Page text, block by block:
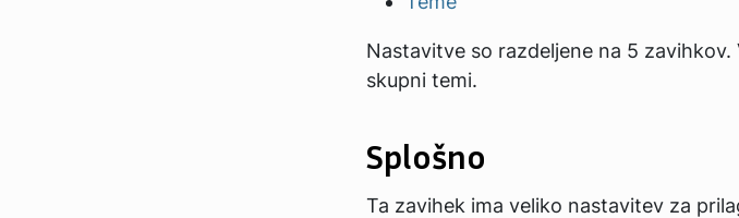
Nastavitve so razdeljene na 5
skupni temi.
Splošno
Ta zavihek ima veliko nastavitev za